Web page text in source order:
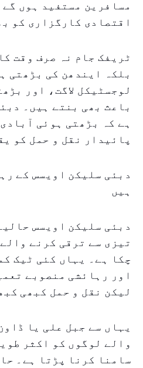
مسافرین مستفید ہوں
اقتصادی کارگزاری کو
ٹریفک جام نہ صرف وقت
بلکہ ایندھن کی بڑھتی
لوجسٹیکل لاگت، اور
باعث بھی بنتے ہیں۔
ہے کہ بڑھتی ہوئی
پائیدار نقل و حمل کو
دبئی سلیکن اویسس کے
ہیں
دبئی سلیکن اویسس
تیزی سے ترقی کرنے
چکا ہے۔ یہاں کئی ٹیک
اور رہائشی منصوبے
لیکن نقل و حمل کبھی
یہاں سے جبل علی یا
والے لوگوں کو اکثر
سامنا کرنا پڑتا ہے۔